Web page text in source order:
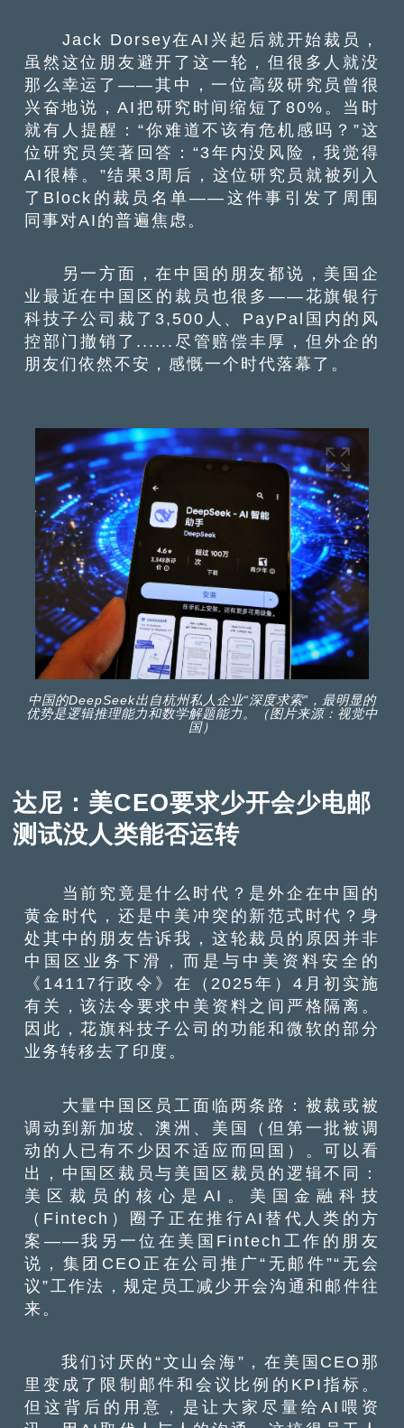
Jack Dorsey在AI兴起后就开始裁员，
虽然这位朋友避开了这一轮，但很多人就没
那么幸运了——其中，一位高级研究员曾很
兴奋地说，AI把研究时间缩短了80%。当时
就有人提醒：“你难道不该有危机感吗？”这
位研究员笑著回答：“3年内没风险，我觉得
AI很棒。”结果3周后，这位研究员就被列入
了Block的裁员名单——这件事引发了周围
同事对AI的普遍焦虑。
另一方面，在中国的朋友都说，美国企
业最近在中国区的裁员也很多——花旗银行
科技子公司裁了3,500人、PayPal国内的风
控部门撤销了......尽管赔偿丰厚，但外企的
朋友们依然不安，感慨一个时代落幕了。
中国的DeepSeek出自杭州私人企业“深度求索”，最明显的
优势是逻辑推理能力和数学解题能力。（图片来源：视觉中
国）
达尼：美CEO要求少开会少电邮
测试没人类能否运转
当前究竟是什么时代？是外企在中国的
黄金时代，还是中美冲突的新范式时代？身
处其中的朋友告诉我，这轮裁员的原因并非
中国区业务下滑，而是与中美资料安全的
《14117行政令》在（2025年）4月初实施
有关，该法令要求中美资料之间严格隔离。
因此，花旗科技子公司的功能和微软的部分
业务转移去了印度。
大量中国区员工面临两条路：被裁或被
调动到新加坡、澳洲、美国（但第一批被调
动的人已有不少因不适应而回国）。可以看
出，中国区裁员与美国区裁员的逻辑不同：
美区裁员的核心是AI。美国金融科技
（Fintech）圈子正在推行AI替代人类的方
案——我另一位在美国Fintech工作的朋友
说，集团CEO正在公司推广“无邮件”“无会
议”工作法，规定员工减少开会沟通和邮件往
来。
我们讨厌的“文山会海”，在美国CEO那
里变成了限制邮件和会议比例的KPI指标。
但这背后的用意，是让大家尽量给AI喂资